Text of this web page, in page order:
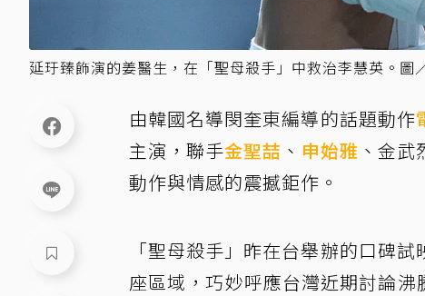
延玗臻飾演的姜醫生，在「聖母殺手」中救治李慧英。圖
由韓國名導閔奎東編導的話題動作
主演，聯手金聖喆 、 申始雅 、金
動作與情感的震撼鉅作。
「聖母殺手」昨在台舉辦的口碑
座區域，巧妙呼應台灣近期討論